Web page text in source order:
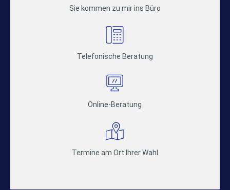
Sie kommen zu mir ins Büro
Telefonische Beratung
Online-Beratung
Termine am Ort Ihrer Wahl